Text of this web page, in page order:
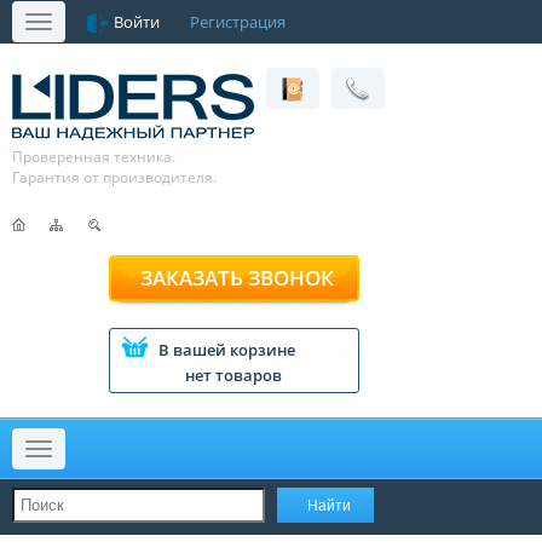
Меню Войти Регистрация
Проверенная техника.
Гарантия от производителя.
ЗАКАЗАТЬ ЗВОНОК
В вашей корзине
нет товаров
Меню